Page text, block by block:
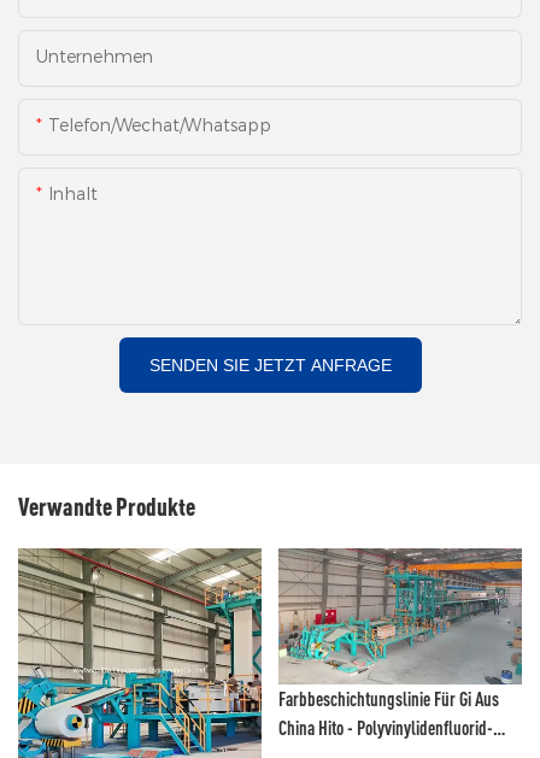
Unternehmen
Telefon/Wechat/Whatsapp
Inhalt
SENDEN SIE JETZT ANFRAGE
Verwandte Produkte
Farbbeschichtungslinie Für Gi Aus
China Hito - Polyvinylidenfluorid-